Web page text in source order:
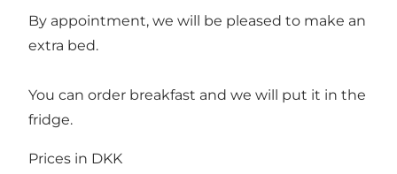
By appointment, we will be pleased to make an
extra bed.
You can order breakfast and we will put it in the
fridge.
Prices in DKK